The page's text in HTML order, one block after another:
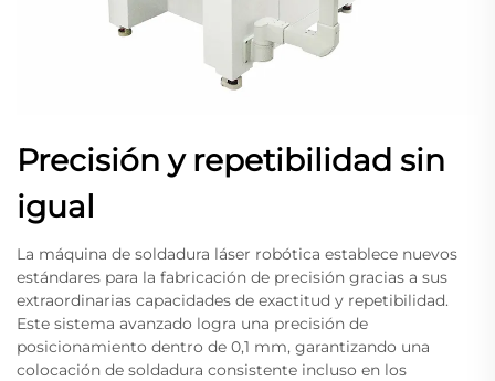
Precisión y repetibilidad sin
igual
La máquina de soldadura láser robótica establece nuevos
estándares para la fabricación de precisión gracias a sus
extraordinarias capacidades de exactitud y repetibilidad.
Este sistema avanzado logra una precisión de
posicionamiento dentro de 0,1 mm, garantizando una
colocación de soldadura consistente incluso en los